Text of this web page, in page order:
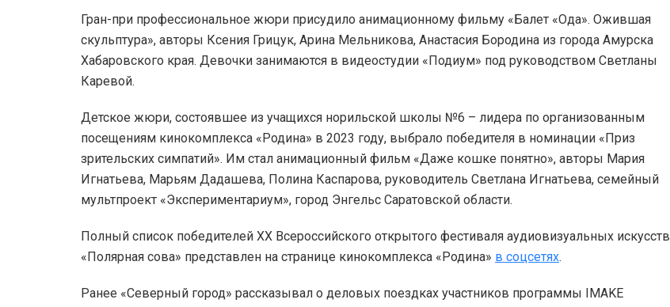
Гран-при профессиональное жюри присудило анимационному фильму «Балет «Ода». Ожившая
скульптура», авторы Ксения Грицук, Арина Мельникова, Анастасия Бородина из города Амурска
Хабаровского края. Девочки занимаются в видеостудии «Подиум» под руководством Светланы
Каревой.
Детское жюри, состоявшее из учащихся норильской школы №6 – лидера по организованным
посещениям кинокомплекса «Родина» в 2023 году, выбрало победителя в номинации «Приз
зрительских симпатий». Им стал анимационный фильм «Даже кошке понятно», авторы Мария
Игнатьева, Марьям Дадашева, Полина Каспарова, руководитель Светлана Игнатьева, семейный
мультпроект «Экспериментариум», город Энгельс Саратовской области.
Полный список победителей XX Всероссийского открытого фестиваля аудиовизуальных искусств
«Полярная сова» представлен на странице кинокомплекса «Родина» в соцсетях.
Ранее «Северный город» рассказывал о деловых поездках участников программы IMAKE